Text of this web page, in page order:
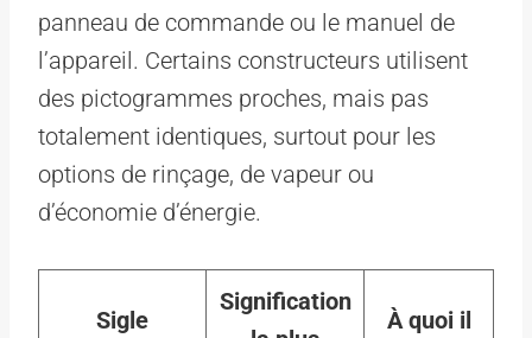
panneau de commande ou le manuel de
l’appareil. Certains constructeurs utilisent
des pictogrammes proches, mais pas
totalement identiques, surtout pour les
options de rinçage, de vapeur ou
d’économie d’énergie.
Sigle
Signification
À quoi il